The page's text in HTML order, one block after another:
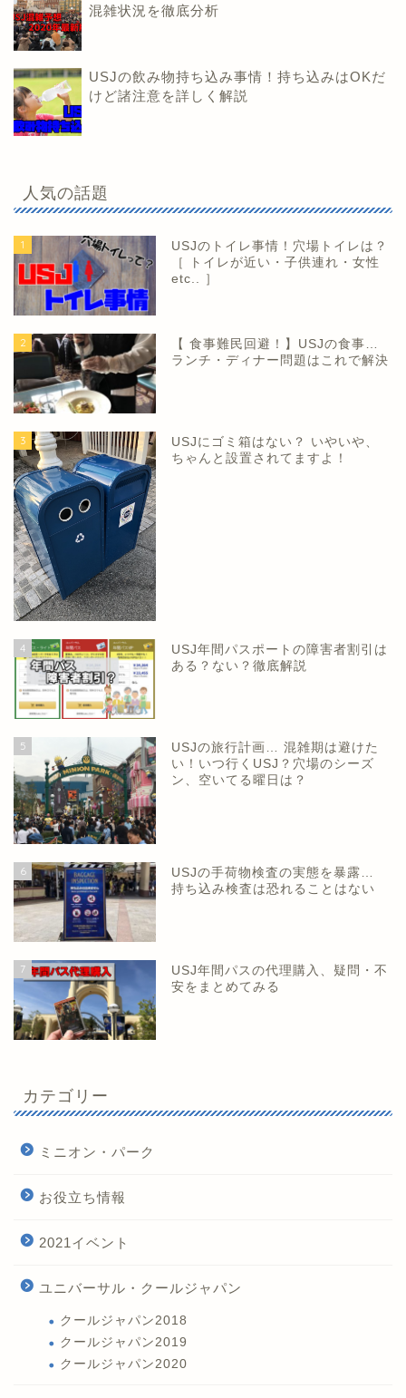
混雑状況を徹底分析
USJの飲み物持ち込み事情！持ち込みはOKだ
けど諸注意を詳しく解説
人気の話題
1
USJのトイレ事情！穴場トイレは？
［ トイレが近い・子供連れ・女性
etc.. ］
2
【 食事難民回避！】USJの食事…
ランチ・ディナー問題はこれで解決
3
USJにゴミ箱はない？ いやいや、
ちゃんと設置されてますよ！
4
USJ年間パスポートの障害者割引は
ある？ない？徹底解説
5
USJの旅行計画… 混雑期は避けた
い！いつ行くUSJ？穴場のシーズ
ン、空いてる曜日は？
6
USJの手荷物検査の実態を暴露…
持ち込み検査は恐れることはない
7
USJ年間パスの代理購入、疑問・不
安をまとめてみる
カテゴリー
ミニオン・パーク
お役立ち情報
2021イベント
ユニバーサル・クールジャパン
クールジャパン2018
クールジャパン2019
クールジャパン2020